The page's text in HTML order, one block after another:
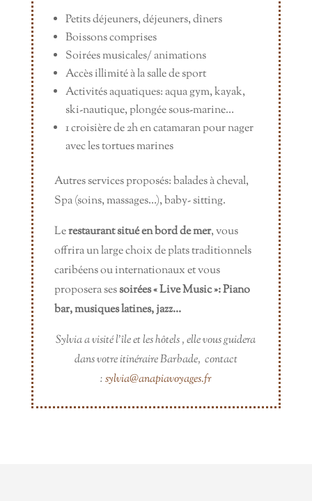
Petits déjeuners, déjeuners, dîners
Boissons comprises
Soirées musicales/ animations
Accès illimité à la salle de sport
Activités aquatiques: aqua gym, kayak,
ski-nautique, plongée sous-marine…
1 croisière de 2h en catamaran pour nager
avec les tortues marines
Autres services proposés: balades à cheval,
Spa (soins, massages…), baby- sitting.
Lerestaurant situé en bord de mer, vous
offrira un large choix de plats traditionnels
caribéens ou internationaux et vous
proposera sessoirées « Live Music »: Piano
bar, musiques latines, jazz…
Sylvia a visité l’île et les hôtels ,elle vous guidera
dans votre itinéraire Barbade, contact
:sylvia@anapiavoyages.fr